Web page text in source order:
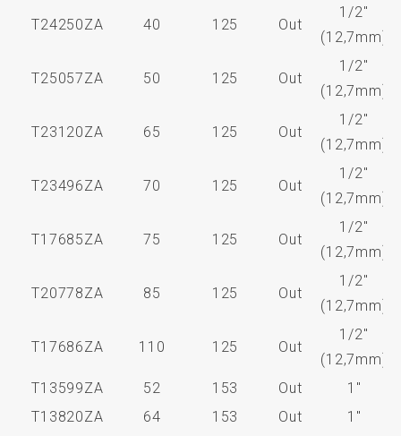
T24250ZA 40 125 Out
1/2"
(12,7mm)
T25057ZA 50 125 Out
1/2"
(12,7mm)
T23120ZA 65 125 Out
1/2"
(12,7mm)
T23496ZA 70 125 Out
1/2"
(12,7mm)
T17685ZA 75 125 Out
1/2"
(12,7mm)
T20778ZA 85 125 Out
1/2"
(12,7mm)
T17686ZA 110 125 Out
1/2"
(12,7mm)
T13599ZA
52 153 Out
1"
T13820ZA
64 153 Out
1"